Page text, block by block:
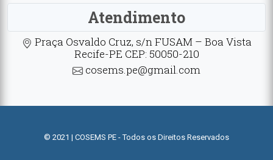
Atendimento
Praça Osvaldo Cruz, s/n FUSAM – Boa Vista
Recife-PE CEP: 50050-210
cosems.pe@gmail.com
© 2021 | COSEMS PE - Todos os Direitos Reservados